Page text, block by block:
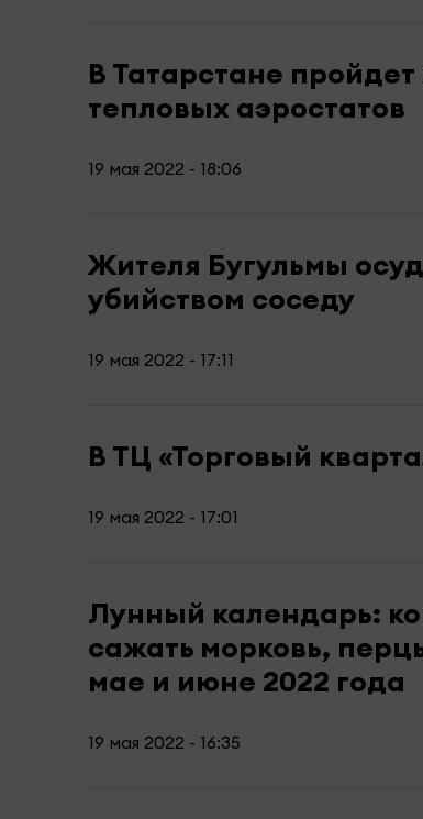
В Татарстане
тепловых аэростатов
19 мая 2022 - 18:06
Жителя Бугульмы
убийством соседу
19 мая 2022 - 17:11
В ТЦ «Торговый
19 мая 2022 - 17:01
Лунный календарь:
сажать морковь,
мае и июне 2022 года
19 мая 2022 - 16:35